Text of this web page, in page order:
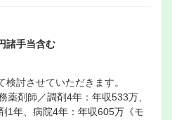
諸手当含む
討させていただきます。
薬剤師／調剤4年：年収533万、
1年、病院4年：年収605万《モ